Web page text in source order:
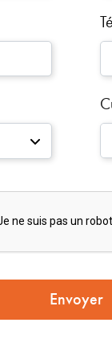
Envoyer